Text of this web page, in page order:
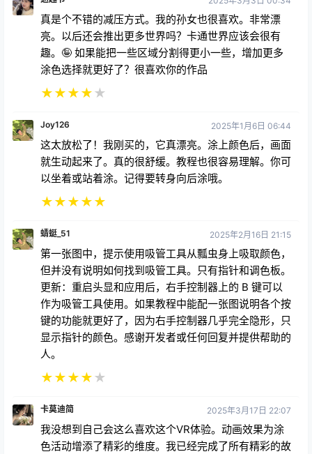
真是个不错的减压方式。我的孙女也很喜欢。非常漂
亮。以后还会推出更多世界吗？卡通世界应该会很有
趣。🤪 如果能把一些区域分割得更小一些，增加更多
涂色选择就更好了？很喜欢你的作品
★★★★★
Joy126 2025年1月6日 06:44
这太放松了！我刚买的，它真漂亮。涂上颜色后，画面
就生动起来了。真的很舒缓。教程也很容易理解。你可
以坐着或站着涂。记得要转身向后涂哦。
★★★★★
蜻蜓_51 2025年2月16日 21:15
第一张图中，提示使用吸管工具从瓢虫身上吸取颜色，
但并没有说明如何找到吸管工具。只有指针和调色板。
更新：重启头显和应用后，右手控制器上的 B 键可以
作为吸管工具使用。如果教程中能配一张图说明各个按
键的功能就更好了，因为右手控制器几乎完全隐形，只
显示指针的颜色。感谢开发者或任何回复并提供帮助的
人。
★★★★★
卡莫迪简 2025年3月17日 22:07
我没想到自己会这么喜欢这个VR体验。动画效果为涂
色活动增添了精彩的维度。我已经完成了所有精彩的故